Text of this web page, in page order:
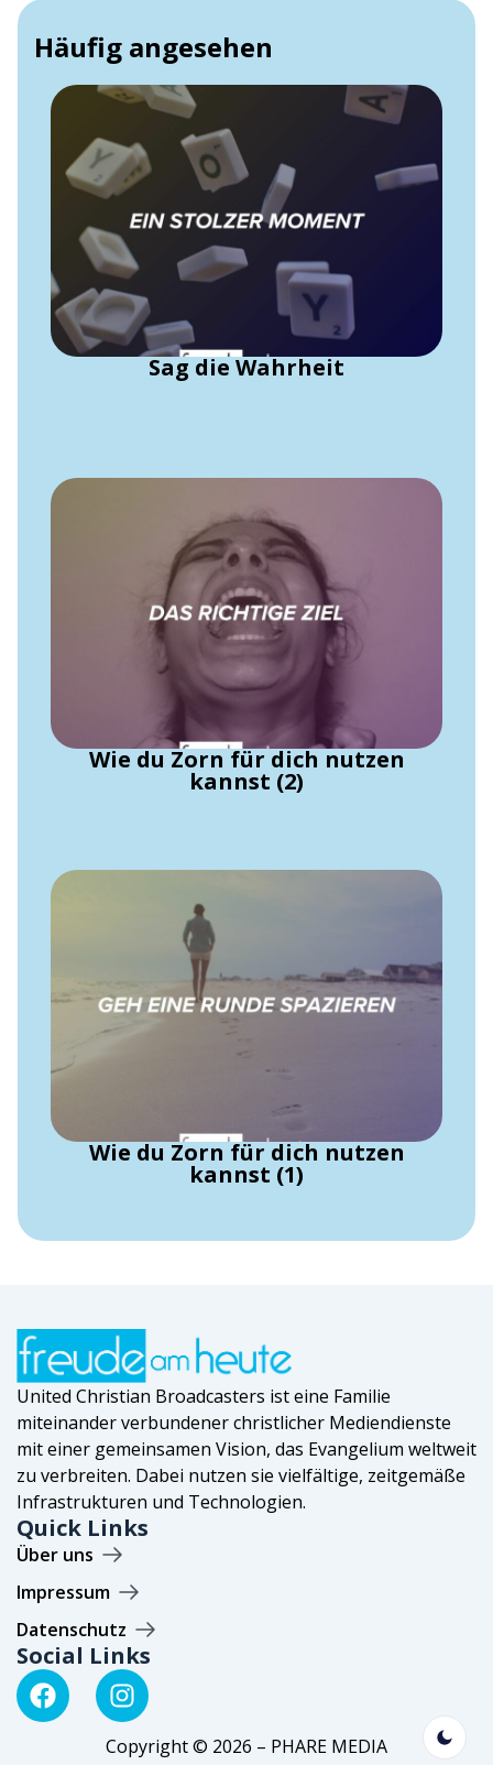
Häufig angesehen
Sag die Wahrheit
Wie du Zorn für dich nutzen
kannst (2)
Wie du Zorn für dich nutzen
kannst (1)
United Christian Broadcasters ist eine Familie
miteinander verbundener christlicher Mediendienste
mit einer gemeinsamen Vision, das Evangelium weltweit
zu verbreiten. Dabei nutzen sie vielfältige, zeitgemäße
Infrastrukturen und Technologien.
Quick Links
Über uns
Impressum
Datenschutz
Social Links
Copyright © 2026 – PHARE MEDIA